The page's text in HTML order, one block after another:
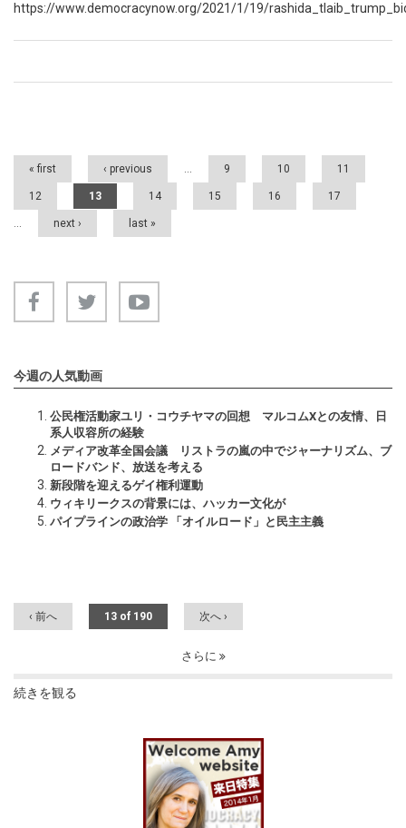
https://www.democracynow.org/2021/1/19/
« first ‹ previous … 9 10 11
12 13 14 15 16 17
… next › last »
今週の人気動画
公民権活動家ユリ・コウチヤマの回想 マルコムXとの友情、日
系人収容所の経験
メディア改革全国会議 リストラの嵐の中でジャーナリズム、ブ
ロードバンド、放送を考える
新段階を迎えるゲイ権利運動
ウィキリークスの背景には、ハッカー文化が
パイプラインの政治学 「オイルロード」と民主主義
‹ 前へ 13 of 190 次へ ›
さらに
続きを観る